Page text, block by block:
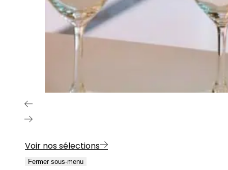
Voir nos sélections
Fermer sous-menu